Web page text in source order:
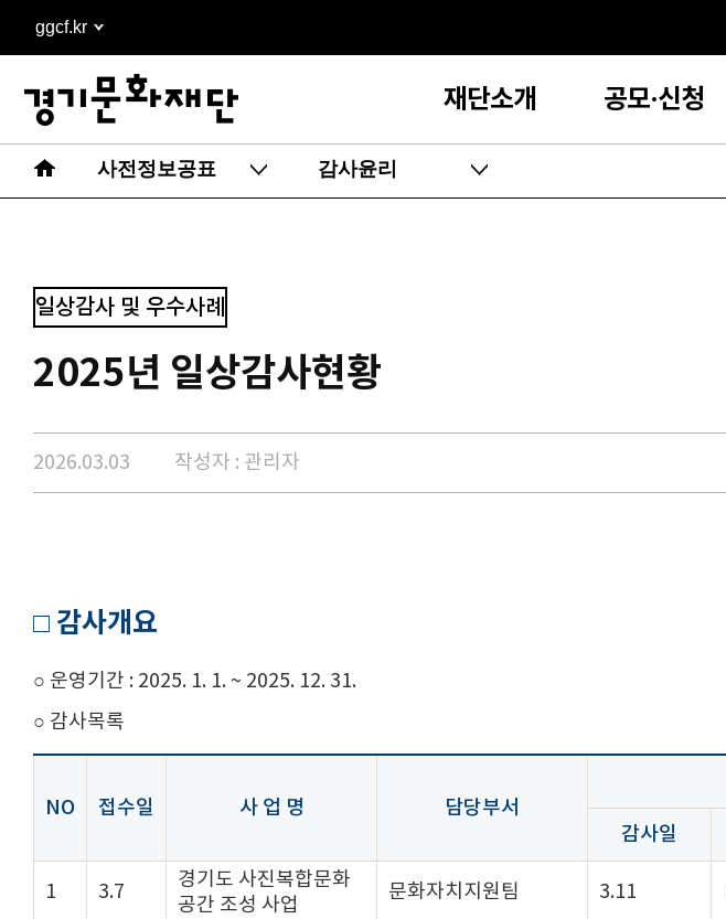
바로가기
ggcf.kr
재단소개 공모·신청
사전정보공표 감사윤리
일상감사 및 우수사례
2025년 일상감사현황
2026.03.03 작성자 : 관리자
□ 감사개요
○ 운영기간 : 2025. 1. 1. ~ 2025. 12. 31.
○ 감사목록
NO 접수일 사 업 명 담당부서
감사일
1 3.7
경기도 사진복합문화
공간 조성 사업
문화자치지원팀 3.11